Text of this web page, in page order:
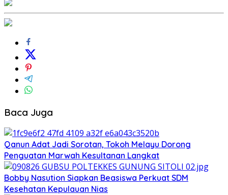
Baca Juga
Qanun Adat Jadi Sorotan, Tokoh Melayu Dorong
Penguatan Marwah Kesultanan Langkat
Bobby Nasution Siapkan Beasiswa Perkuat SDM
Kesehatan Kepulauan Nias